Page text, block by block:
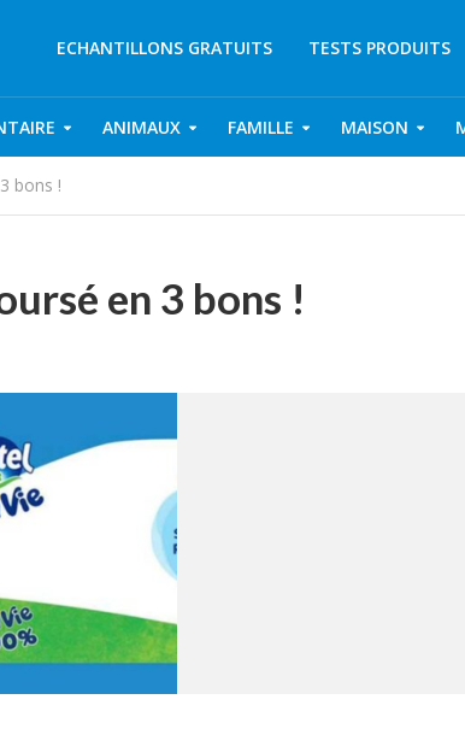
ECHANTILLONS GRATUITS TESTS PRODUITS
ANIMAUX FAMILLE MAISON
bons !
en 3 bons !